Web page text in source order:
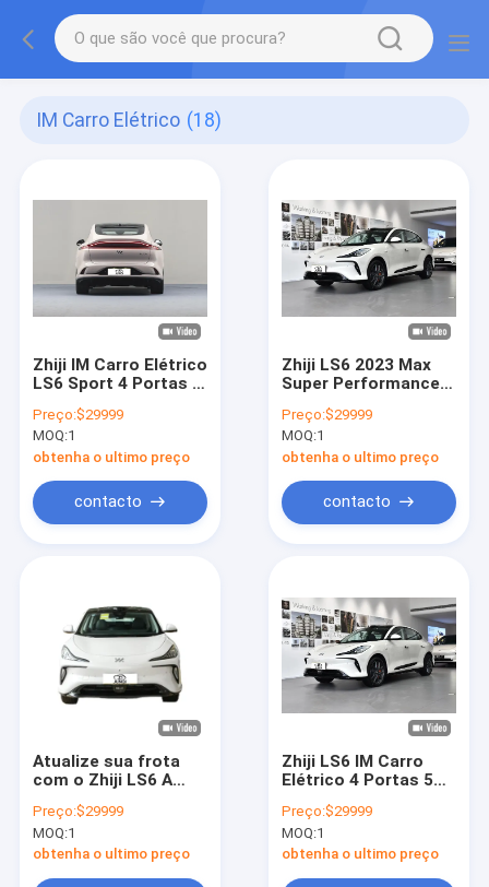
IM Carro Elétrico (18)
Zhiji IM Carro Elétrico
LS6 Sport 4 Portas 5
Long Range Veículo
de Nova Energia EV
Carro Para Adultos
Preço:$29999
MOQ:1
obtenha o ultimo preço
contacto
Zhiji LS6 2023 Max
Super Performance
Elétrico 787
Capacidade média e
grande SUV
Preço:$29999
MOQ:1
obtenha o ultimo preço
contacto
Atualize sua frota
com o Zhiji LS6 A
para veículos
ecológicos
Preço:$29999
MOQ:1
obtenha o ultimo preço
Zhiji LS6 IM Carro
Elétrico 4 Portas 5
Long Range New
Energy Carro Elétrico
Preço:$29999
MOQ:1
obtenha o ultimo preço